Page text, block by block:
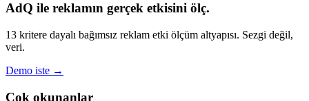
AdQ ile reklamın gerçek etkisini ölç.
13 kritere dayalı bağımsız reklam etki ölçüm altyapısı. Sezgi değil,
veri.
Demo iste →
Çok okunanlar